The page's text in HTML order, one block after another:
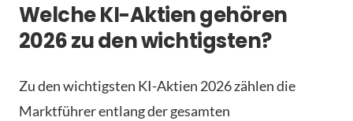
Welche KI-Aktien gehören
2026 zu den wichtigsten?
Zu den wichtigsten KI-Aktien 2026 zählen die
Marktführer entlang der gesamten